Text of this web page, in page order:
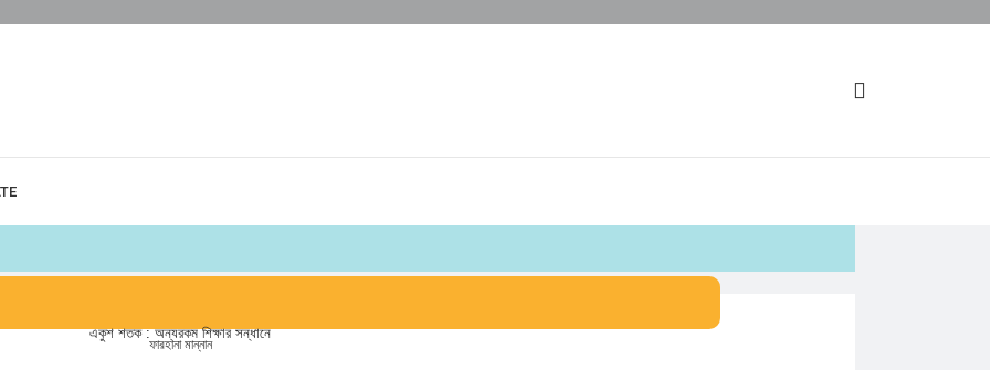
একুশ শতক : অন্যরকম শিক্ষার সন্ধানে
ফারহানা মান্নান